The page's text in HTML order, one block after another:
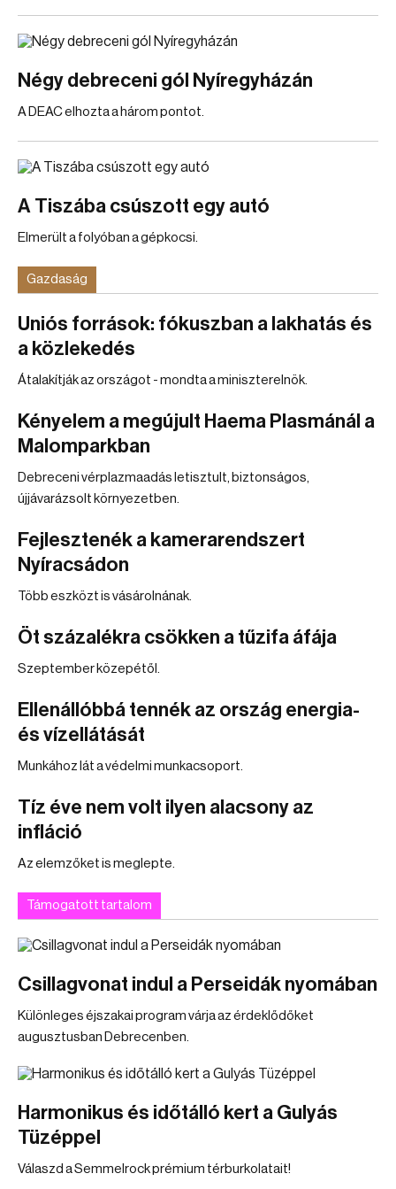
Négy debreceni gól Nyíregyházán
A DEAC elhozta a három pontot.
A Tiszába csúszott egy autó
Elmerült a folyóban a gépkocsi.
Gazdaság
Uniós források: fókuszban a lakhatás és
a közlekedés
Átalakítják az országot - mondta a miniszterelnök.
Kényelem a megújult Haema Plasmánál a
Malomparkban
Debreceni vérplazmaadás letisztult, biztonságos,
újjávarázsolt környezetben.
Fejlesztenék a kamerarendszert
Nyíracsádon
Több eszközt is vásárolnának.
Öt százalékra csökken a tűzifa áfája
Szeptember közepétől.
Ellenállóbbá tennék az ország energia-
és vízellátását
Munkához lát a védelmi munkacsoport.
Tíz éve nem volt ilyen alacsony az
infláció
Az elemzőket is meglepte.
Támogatott tartalom
Csillagvonat indul a Perseidák nyomában
Különleges éjszakai program várja az érdeklődőket
augusztusban Debrecenben.
Harmonikus és időtálló kert a Gulyás
Tüzéppel
Válaszd a Semmelrock prémium térburkolatait!